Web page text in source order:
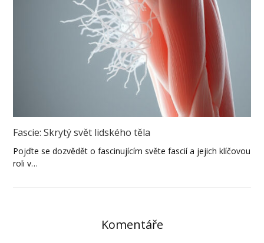
Fascie: Skrytý svět lidského těla
Pojďte se dozvědět o fascinujícím světe fascií a jejich klíčovou
roli v…
Komentáře